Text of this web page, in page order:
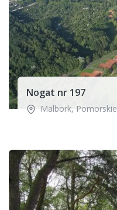
Nogat nr 197
Malbork, Pomorskie